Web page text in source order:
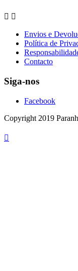
 
Envios e
Política de
Contacto
Siga-nos
Facebook
Copyright 2019
